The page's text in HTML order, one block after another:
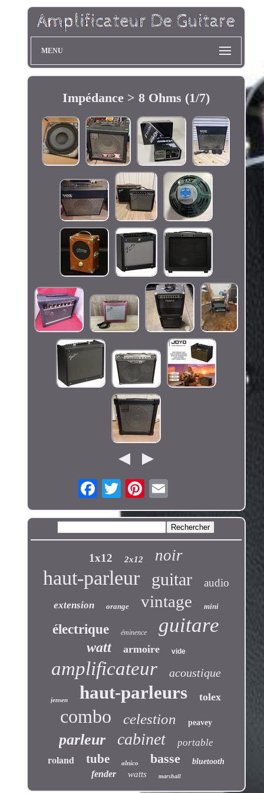
MENU
Impédance > 8 Ohms (1/7)
1x12 2x12 noir
haut-parleur guitar audio
extension orange vintage mini
électrique éminence guitare
watt armoire vide
amplificateur acoustique
jensen haut-parleurs tolex
combo celestion peavey
parleur cabinet portable
roland tube alnico basse bluetooth
fender watts marshall